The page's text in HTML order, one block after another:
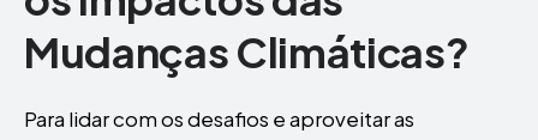
Mudanças Climáticas?
Para lidar com os desafios e aproveitar as